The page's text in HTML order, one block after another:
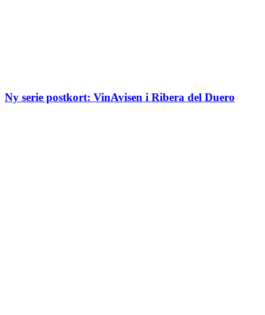
Ny serie postkort: VinAvisen i Ribera del Duero